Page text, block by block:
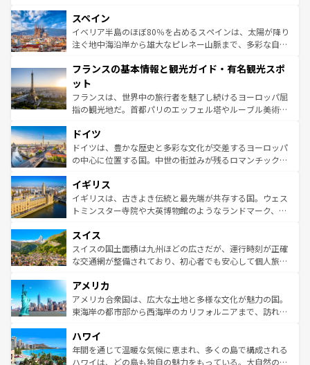
ろん、トスカーナの美しい田園風景やアマルフィ海岸の絶
景など、自然景観も見逃せない。観光の合間には、本場の
ピザやパスタなど、絶品のイタリア料理を堪能することも
ませてくれるイタリアで、忘れられない旅をしてみよう！
なお、新着のイタリア情報は
しい。
スペイン
イベリア半島のほぼ80％を占めるスペインは、太陽が降り
注ぐ地中海沿岸から雄大なピレネー山脈まで、多彩な自然
文化が根付くこの国では、情熱的なフラメンコ、熱気あふ
れる闘牛、そして美味しいタパスが生活の一部となってい
る。首都マドリードの洗練された雰囲気や、バルセロナの
アートに溢れた街角から、地方では古代ローマ遺跡や中世
せる。地方によって風土や気候が異なるスペインはその個
性で訪れる人を魅了する。 なお、新着のスペイン情報は コ
ンテンツ一覧を参照してほしい。
フランスの基本情報と観光ガイド・有名観光スポ
ット
フランスは、世界中の旅行者を魅了し続けるヨーロッパ屈
指の観光地だ。首都パリのエッフェル塔やルーブル美術館
で、幅広い魅力が詰まっている。華麗な宮殿、歴史的な大
聖堂、美しいビーチ、そして豊かな自然が、訪れる者を心
から魅了する。また、フランスは美食の国としても知ら
いる。シャンパンの発祥地であるランス、プロヴァンスの
香り高いラベンダー畑など、多彩な楽しみ方が可能だ。さ
らに、パリ以外の地域にも魅力が溢れており、どの街角に
れる地方に足を運ぶとそれぞれで全く異なる文化を体験で
きるだろう。 なお、新着のフランス情報はコンテンツ一覧
を参照してほしい。
ドイツ
ドイツは、豊かな歴史と多彩な文化が交差するヨーロッパ
の中心に位置する国。中世の街並みが残るロマンチック街
顔を持つこの国は、どこを歩いても飽きることがない。ベ
ルリンの文化的活気、バイエルン州のアルプスの絶景、そ
してライン川沿いのワイン畑といった風景は必見。ビール
は、お酒好きな人にはぜひ体験してほしい。 なお、新着の
ドイツ情報はコンテンツ一覧を参照してほしい。
イギリス
イギリスは、古きよき伝統と最先端が共存する国。ウェス
トミンスター寺院や大英博物館のようなランドマーク、歴
リアごとに異なる魅力がある。また、優雅なアフタヌーン
ティー、ビール好きにはたまらない英国パブ、サッカー観
戦など、本場だからこそできる体験も豊富。イギリスを旅
ンツ一覧を参照してほしい。
スイス
スイスの国土面積は九州ほどの広さだが、運行時刻が正確
な交通網が整備されており、初心者でも安心して個人旅行
の建物がそのまま残る町や、スイスならではのユニークな
博物館もあり、アルプス観光だけでなく町歩きも満喫する
ことができる。国民の所得が高いため物価も高いが、旅行
ば市内交通費無料で観光を楽しむこともできる。 なお、新
着のスイス情報はコンテンツ一覧 を参照してほしい。
アメリカ
アメリカ合衆国は、広大な土地と多様な文化が魅力の国。
東海岸の都市部から西海岸のカリフォルニアまで、訪れる
のような巨大都市は、観光、ショッピング、エンターテイ
ンメントが詰まった刺激的なスポットだ。一方、アメリカ
西部には大自然が広がり、グランドキャニオンやイエロー
ハワイ
年間を通じて温暖な気候に恵まれ、多くの島で構成される
ハワイは、どの島も独自の魅力をもっている。大自然の神